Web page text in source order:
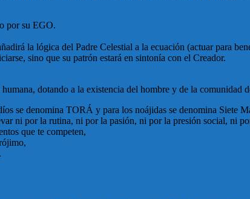
por su EGO.
la lógica del Padre Celestial a la ecuación (actuar para
sino que su patrón estará en sintonía con el Creador.
dotando a la existencia del hombre y de la comunidad
se denomina TORÁ y para los noájidas se denomina Siete
ni por la rutina, ni por la pasión, ni por la presión social, ni
que te competen,